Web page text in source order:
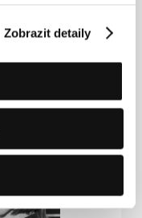
Zobrazit detaily